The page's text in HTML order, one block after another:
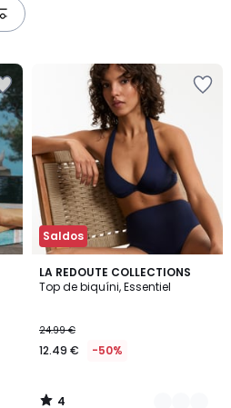
Saldos
LA REDOUTE COLLECTIONS
Top de biquíni, Essentiel
24.99 €
12.49 € -50%
4
/
4
Cores
4